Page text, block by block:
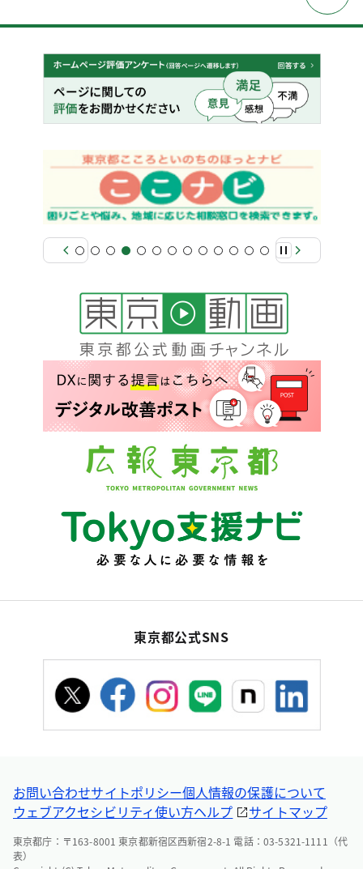
東京都公式SNS
お問い合わせサイトポリシー個人情報の保護について
ウェブアクセシビリティ使い方ヘルプ サイトマップ
東京都庁：〒163-8001 東京都新宿区西新宿2-8-1 電話：03-5321-1111（代
表）